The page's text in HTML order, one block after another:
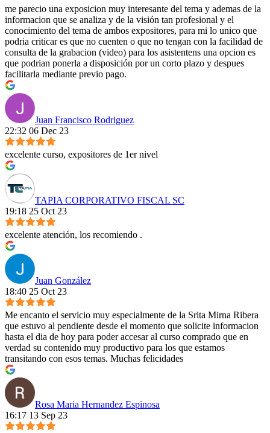
me parecio una exposicion muy interesante del tema y ademas de la
informacion que se analiza y de la visión tan profesional y el
conocimiento del tema de ambos expositores, para mi lo unico que
podria criticar es que no cuenten o que no tengan con la facilidad de
consulta de la grabacion (video) para los asistentens una opcion es
que podrian ponerla a disposición por un corto plazo y despues
facilitarla mediante previo pago.
Juan Francisco Rodriguez
22:32 06 Dec 23
excelente curso, expositores de 1er nivel
TAPIA CORPORATIVO FISCAL SC
19:18 25 Oct 23
excelente atención, los recomiendo .
Juan González
18:40 25 Oct 23
Me encanto el servicio muy especialmente de la Srita Mirna Ribera
que estuvo al pendiente desde el momento que solicite informacion
hasta el dia de hoy para poder accesar al curso comprado que en
verdad su contenido muy productivo para los que estamos
transitando con esos temas. Muchas felicidades
Rosa Maria Hernandez Espinosa
16:17 13 Sep 23